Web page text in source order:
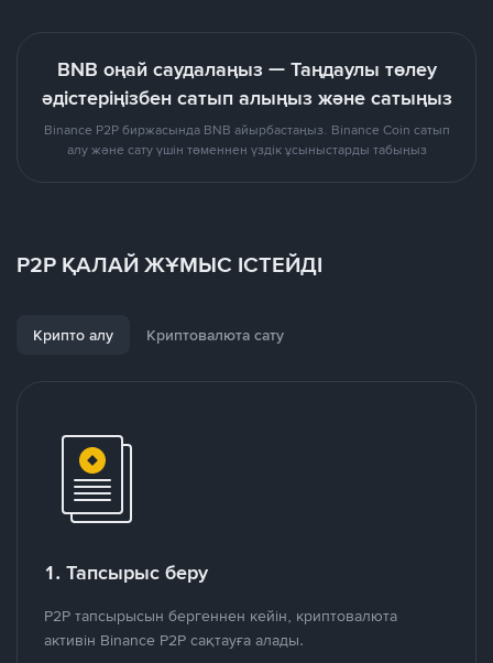
BNB оңай саудалаңыз — Таңдаулы төлеу
әдістеріңізбен сатып алыңыз және сатыңыз
Binance P2P биржасында BNB айырбастаңыз. Binance Coin сатып
алу және сату үшін төменнен үздік ұсыныстарды табыңыз
P2P ҚАЛАЙ ЖҰМЫС ІСТЕЙДІ
Крипто алу Криптовалюта сату
1. Тапсырыс беру
P2P тапсырысын бергеннен кейін, криптовалюта
активін Binance P2P сақтауға алады.